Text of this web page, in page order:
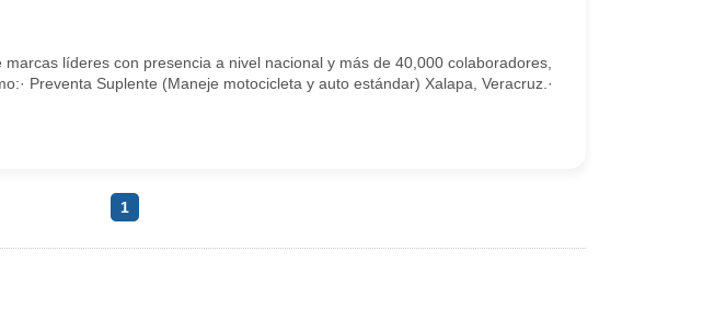
líderes con presencia a nivel nacional y más de 40,000 colaboradores,
Preventa Suplente (Maneje motocicleta y auto estándar) Xalapa, Veracruz.·
1